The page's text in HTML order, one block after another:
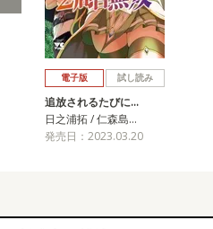
電子版 試し読み
追放されるたびに…
日之浦拓 / 仁森島…
発売日：2023.03.20